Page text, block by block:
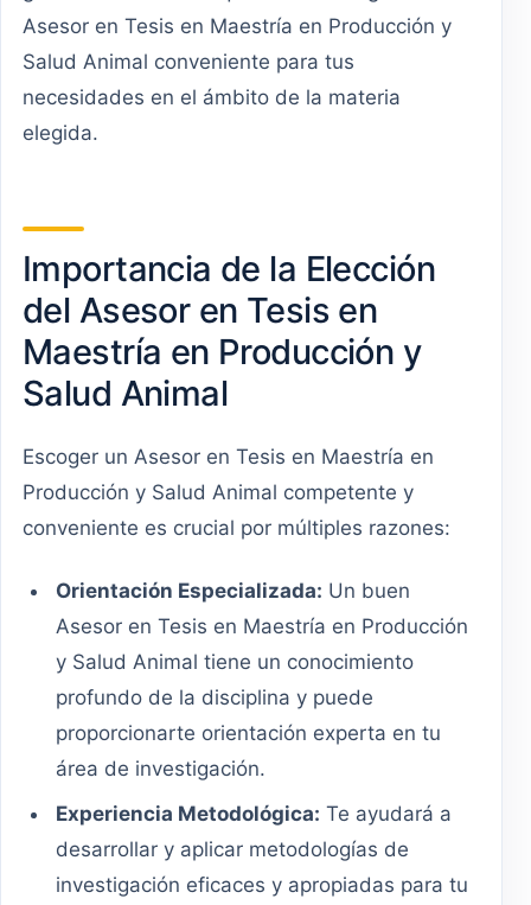
Asesor en Tesis en Maestría en Producción y
Salud Animal conveniente para tus
necesidades en el ámbito de la materia
elegida.
Importancia de la Elección
del Asesor en Tesis en
Maestría en Producción y
Salud Animal
Escoger un Asesor en Tesis en Maestría en
Producción y Salud Animal competente y
conveniente es crucial por múltiples razones:
Orientación Especializada: Un buen
Asesor en Tesis en Maestría en Producción
y Salud Animal tiene un conocimiento
profundo de la disciplina y puede
proporcionarte orientación experta en tu
área de investigación.
Experiencia Metodológica: Te ayudará a
desarrollar y aplicar metodologías de
investigación eficaces y apropiadas para tu